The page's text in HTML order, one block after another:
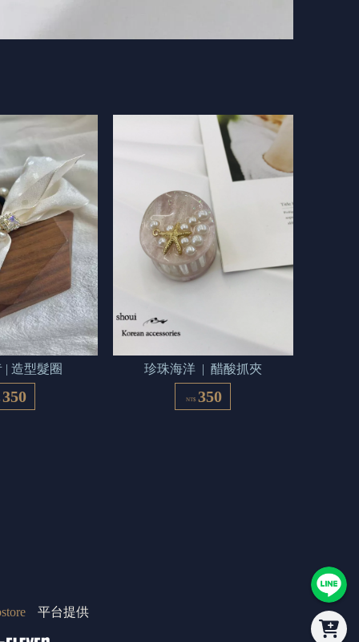
350
| 造型髮圈
NT$ 350
珍珠海洋  |  醋酸抓夾
平台提供